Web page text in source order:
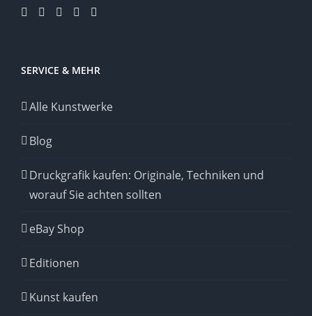
SERVICE & MEHR
Alle Kunstwerke
Blog
Druckgrafik kaufen: Originale, Techniken und
worauf Sie achten sollten
eBay Shop
Editionen
Kunst kaufen